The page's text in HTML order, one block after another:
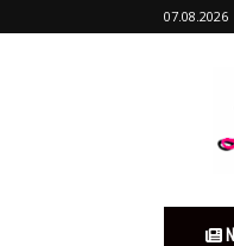
07.08.2026